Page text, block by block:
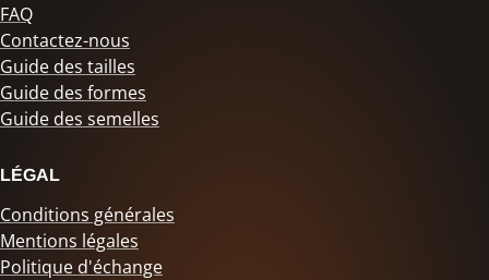
FAQ
Contactez-nous
Guide des tailles
Guide des formes
Guide des semelles
LÉGAL
Conditions générales
Mentions légales
Politique d'échange